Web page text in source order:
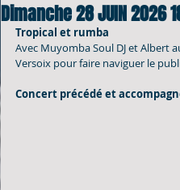
Dimanche 28 JUIN 2026
Tropical et rumba
Avec Muyomba Soul DJ et Albert
Versoix pour faire naviguer le
Concert précédé et